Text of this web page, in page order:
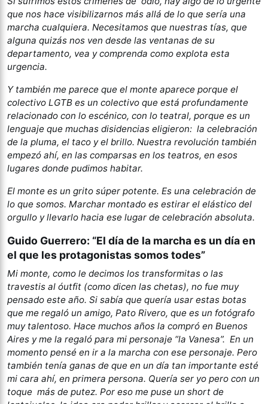
que nos hace visibilizarnos más allá de lo que sería una
marcha cualquiera. Necesitamos que nuestras tías, que
alguna quizás nos ven desde las ventanas de su
departamento, vea y comprenda como explota esta
urgencia.
Y también me parece que el monte aparece porque el
colectivo LGTB es un colectivo que está profundamente
relacionado con lo escénico, con lo teatral, porque es un
lenguaje que muchas disidencias eligieron: la celebración
de la pluma, el taco y el brillo. Nuestra revolución también
empezó ahí, en las comparsas en los teatros, en esos
lugares donde pudimos habitar.
El monte es un grito súper potente. Es una celebración de
lo que somos. Marchar montado es estirar el elástico del
orgullo y llevarlo hacia ese lugar de celebración absoluta.
Guido Guerrero: “El día de la marcha es un día en
el que les protagonistas somos todes”
Mi monte, como le decimos los transformitas o las
travestis al óutfit (como dicen las chetas), no fue muy
pensado este año. Si sabía que quería usar estas botas
que me regaló un amigo, Pato Rivero, que es un fotógrafo
muy talentoso. Hace muchos años la compró en Buenos
Aires y me la regaló para mi personaje “la Vanesa”. En un
momento pensé en ir a la marcha con ese personaje. Pero
también tenía ganas de que en un día tan importante esté
mi cara ahí, en primera persona. Quería ser yo pero con un
toque más de putez. Por eso me puse un short de